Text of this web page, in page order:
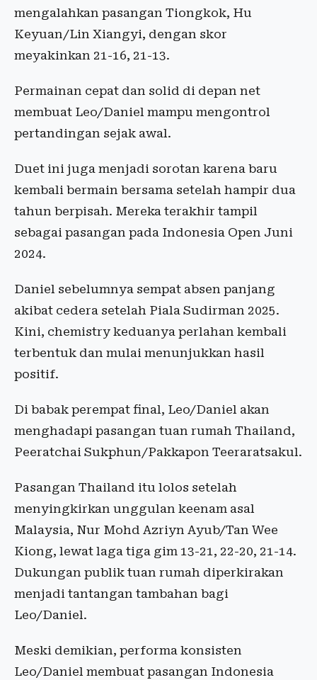
mengalahkan pasangan Tiongkok, Hu
Keyuan/Lin Xiangyi, dengan skor
meyakinkan 21-16, 21-13.
Permainan cepat dan solid di depan net
membuat Leo/Daniel mampu mengontrol
pertandingan sejak awal.
Duet ini juga menjadi sorotan karena baru
kembali bermain bersama setelah hampir dua
tahun berpisah. Mereka terakhir tampil
sebagai pasangan pada Indonesia Open Juni
2024.
Daniel sebelumnya sempat absen panjang
akibat cedera setelah Piala Sudirman 2025.
Kini, chemistry keduanya perlahan kembali
terbentuk dan mulai menunjukkan hasil
positif.
Di babak perempat final, Leo/Daniel akan
menghadapi pasangan tuan rumah Thailand,
Peeratchai Sukphun/Pakkapon Teeraratsakul.
Pasangan Thailand itu lolos setelah
menyingkirkan unggulan keenam asal
Malaysia, Nur Mohd Azriyn Ayub/Tan Wee
Kiong, lewat laga tiga gim 13-21, 22-20, 21-14.
Dukungan publik tuan rumah diperkirakan
menjadi tantangan tambahan bagi
Leo/Daniel.
Meski demikian, performa konsisten
Leo/Daniel membuat pasangan Indonesia